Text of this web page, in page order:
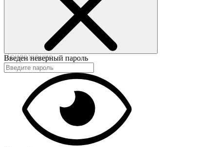
©2017-2020 beautybox.ru
Договор-оферта
Пользовательское соглашение
Политика конфиденциальности
Приложение
Введен неверный пароль